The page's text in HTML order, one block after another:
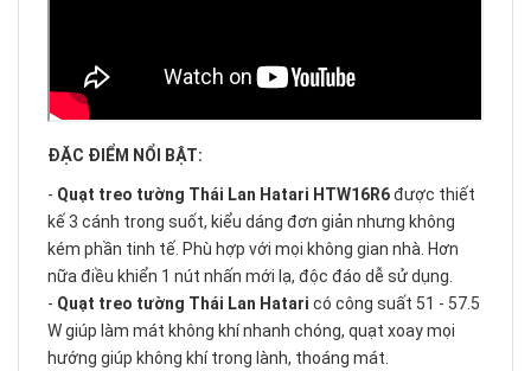
ĐẶC ĐIỂM NỔI BẬT:
- Quạt treo tường Thái Lan Hatari HTW16R6được thiết
kế 3 cánh trong suốt, kiểu dáng đơn giản nhưng không
kém phần tinh tế. Phù hợp với mọi không gian nhà. Hơn
nữa điều khiển 1 nút nhấn mới lạ, độc đáo dễ sử dụng.
- Quạt treo tường Thái Lan Hatari có công suất 51 - 57.5
W giúp làm mát không khí nhanh chóng, quạt xoay mọi
hướng giúp không khí trong lành, thoáng mát.